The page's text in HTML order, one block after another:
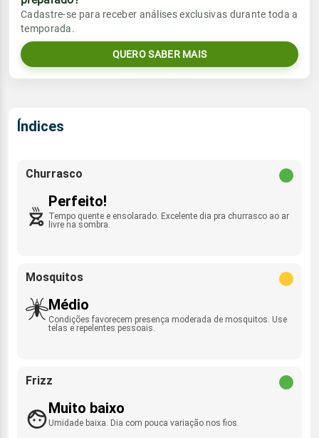
Umidade do ar
35%98%
Rajada de vento
Sol
05:58h às 17:54h
Lua
Chuva
0.0mm
Umidade do ar
Vento
NNW/SE - 4km/h
Rajada de vento
Sol
Cadastre-se para receber análises exclusivas durante toda a
temporada.
QUERO SABER MAIS
Índices
Churrasco
Perfeito!
Tempo quente e ensolarado. Excelente dia pra churrasco ao ar
livre na sombra.
Mosquitos
Médio
Condições favorecem presença moderada de mosquitos. Use
telas e repelentes pessoais.
Frizz
Muito baixo
Umidade baixa. Dia com pouca variação nos fios.